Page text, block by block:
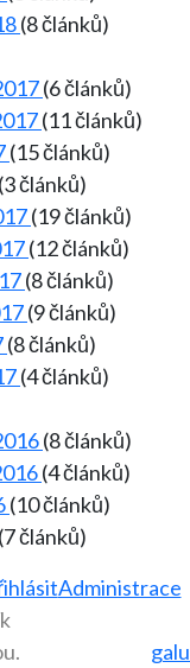
(8 článků)
(6 článků)
(11 článků)
(15 článků)
(3 článků)
(19 článků)
(12 článků)
(8 článků)
(9 článků)
(8 článků)
(4 článků)
(8 článků)
(4 článků)
(10 článků)
(7 článků)
Administrace